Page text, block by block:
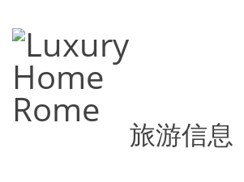
旅游信息